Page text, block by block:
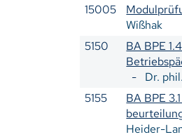
15005
Wißhak
5150
BA BPE
- Dr.
5155
BA BPE
Heider-